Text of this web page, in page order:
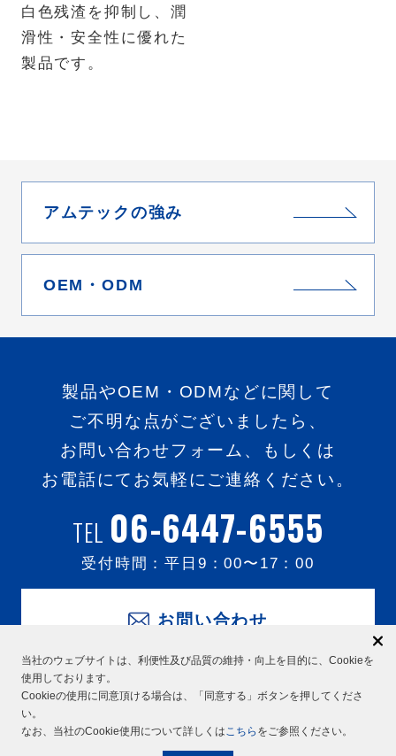
白色残渣を抑制し、潤
滑性・安全性に優れた
製品です。
アムテックの強み
OEM・ODM
製品やOEM・ODMなどに関して
ご不明な点がございましたら、
お問い合わせフォーム、もしくは
お電話にてお気軽にご連絡ください。
TEL 06-6447-6555
受付時間：平日 9：00〜 17：00
お問い合わせ
当社のウェブサイトは、利便性及び品質の維持・向上を目的に、Cookieを
使用しております。
Cookieの使用に同意頂ける場合は、「同意する」ボタンを押してくださ
い。
なお、当社のCookie使用について詳しくはこちら をご参照ください。